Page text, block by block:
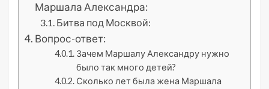
Маршала Александра:
Битва под Москвой:
Вопрос-ответ:
Зачем Маршалу Александру нужно
было так много детей?
Сколько лет была жена Маршала